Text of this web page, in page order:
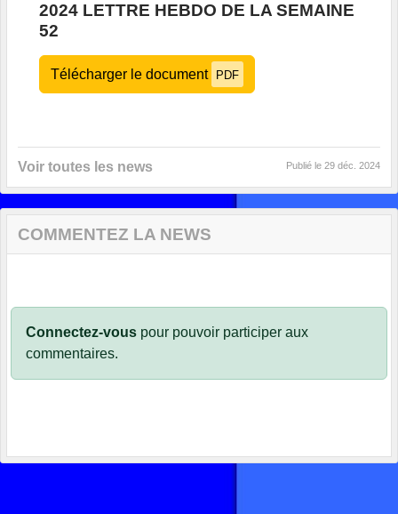
2024 LETTRE HEBDO DE LA SEMAINE
52
Télécharger le document PDF
Voir toutes les news Publié le 29 déc. 2024
COMMENTEZ LA NEWS
Connectez-vous pour pouvoir participer aux
commentaires.